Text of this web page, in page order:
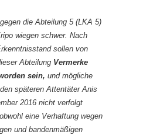
die Abteilung 5 (LKA 5)
wiegen schwer. Nach
sollen von
Abteilung Vermerke
sein, und mögliche
späteren Attentäter Anis
2016 nicht verfolgt
eine Verhaftung wegen
und bandenmäßigen